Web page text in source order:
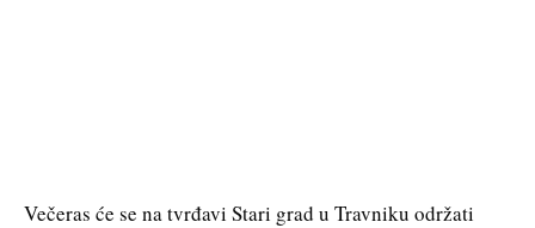
Večeras će se na tvrđavi Stari grad u Travniku održati